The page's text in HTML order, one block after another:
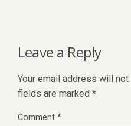
Leave a Reply
Your email address will
fields are marked *
Comment*